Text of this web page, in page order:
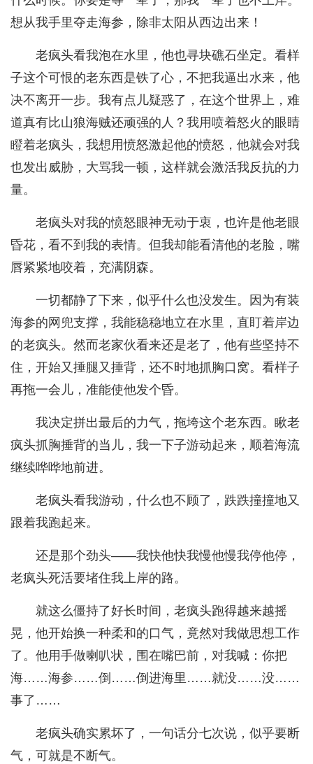
想从我手里夺走海参，除非太阳从西边出来！
老疯头看我泡在水里，他也寻块礁石坐定。看样
子这个可恨的老东西是铁了心，不把我逼出水来，他
决不离开一步。我有点儿疑惑了，在这个世界上，难
道真有比山狼海贼还顽强的人？我用喷着怒火的眼睛
瞪着老疯头，我想用愤怒激起他的愤怒，他就会对我
也发出威胁，大骂我一顿，这样就会激活我反抗的力
量。
老疯头对我的愤怒眼神无动于衷，也许是他老眼
昏花，看不到我的表情。但我却能看清他的老脸，嘴
唇紧紧地咬着，充满阴森。
一切都静了下来，似乎什么也没发生。因为有装
海参的网兜支撑，我能稳稳地立在水里，直盯着岸边
的老疯头。然而老家伙看来还是老了，他有些坚持不
住，开始又捶腿又捶背，还不时地抓胸口窝。看样子
再拖一会儿，准能使他发个昏。
我决定拼出最后的力气，拖垮这个老东西。瞅老
疯头抓胸捶背的当儿，我一下子游动起来，顺着海流
继续哗哗地前进。
老疯头看我游动，什么也不顾了，跌跌撞撞地又
跟着我跑起来。
还是那个劲头——我快他快我慢他慢我停他停，
老疯头死活要堵住我上岸的路。
就这么僵持了好长时间，老疯头跑得越来越摇
晃，他开始换一种柔和的口气，竟然对我做思想工作
了。他用手做喇叭状，围在嘴巴前，对我喊：你把
海……海参……倒……倒进海里……就没……没……
事了……
老疯头确实累坏了，一句话分七次说，似乎要断
气，可就是不断气。